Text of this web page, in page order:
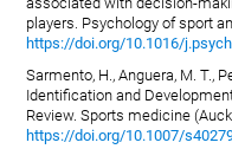
players. Psychology of sport
https://doi.org/10.1016/
Sarmento, H., Anguera, M. T.,
Identification and
Review. Sports medicine
https://doi.org/10.1007/